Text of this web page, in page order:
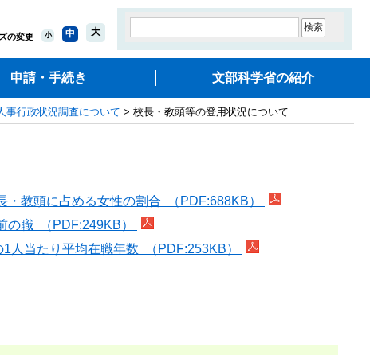
の変更 小 中 大
申請・手続き 文部科学省の紹介
事行政状況調査について > 校長・教頭等の登用状況について
・教頭に占める女性の割合 （PDF:688KB）
の職 （PDF:249KB）
人当たり平均在職年数 （PDF:253KB）